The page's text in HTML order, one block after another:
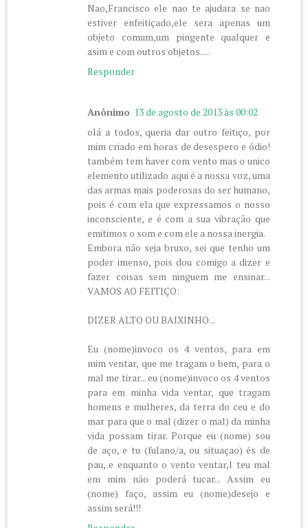
Nao,Francisco ele nao te ajudara se nao
estiver enfeitiçado,ele sera apenas um
objeto comum,um pingente qualquer e
asim e com outros objetos.....
Responder
Anônimo 13 de agosto de 2013 às 00:02
olá a todos, queria dar outro feitiço, por
mim criado em horas de desespero e ódio!
também tem haver com vento mas o unico
elemento utilizado aqui é a nossa voz, uma
das armas mais poderosas do ser humano,
pois é com ela que expressamos o nosso
inconsciente, e é com a sua vibração que
emitimos o som e com ele a nossa inergia.
Embora não seja bruxo, sei que tenho um
poder imenso, pois dou comigo a dizer e
fazer coisas sem ninguem me ensinar...
VAMOS AO FEITIÇO:
DIZER ALTO OU BAIXINHO...
Eu (nome)invoco os 4 ventos, para em
mim ventar, que me tragam o bem, para o
mal me tirar... eu (nome)invoco os 4 ventos
para em minha vida ventar, que tragam
homens e mulheres, da terra do ceu e do
mar para que o mal (dizer o mal) da minha
vida possam tirar. Porque eu (nome) sou
de aço, e tu (fulano/a, ou situaçao) és de
pau, e enquanto o vento ventar,l teu mal
em mim não poderá tucar... Assim eu
(nome) faço, assim eu (nome)desejo e
assim será!!!